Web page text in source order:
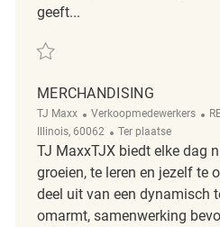
geeft...
Redden Part-Time Merchandising
MERCHANDISING
TJ Maxx Categorie
Verkoopmedewerkers
Illinois, 60062
Afgelegen
Ter plaatse
TJ MaxxTJX biedt elke dag
groeien, te leren en jezelf te
deel uit van een dynamisch
omarmt, samenwerking